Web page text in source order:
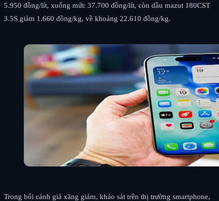
5.950 đồng/lít, xuống mức 37.700 đồng/lít, còn dầu mazut 180CST
3.5S giảm 1.660 đồng/kg, về khoảng 22.610 đồng/kg.
Trong bối cảnh giá xăng giảm, khảo sát trên thị trường smartphone,